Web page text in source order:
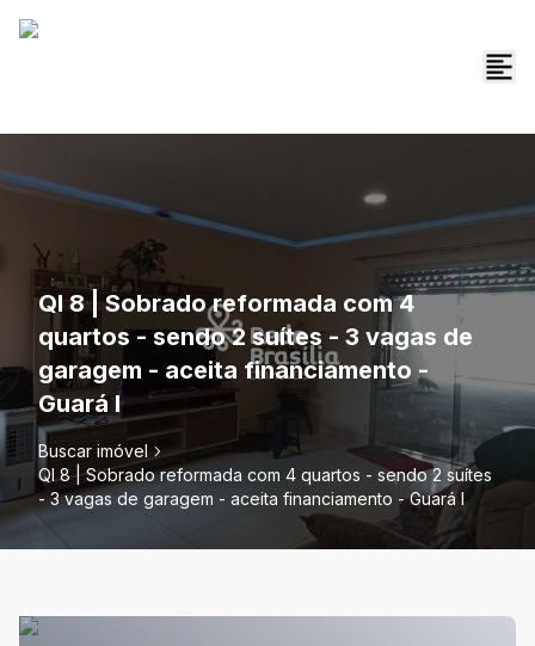
QI 8 | Sobrado reformada com 4
quartos - sendo 2 suítes - 3 vagas de
garagem - aceita financiamento -
Guará I
Buscar imóvel
QI 8 | Sobrado reformada com 4 quartos - sendo 2 suítes
- 3 vagas de garagem - aceita financiamento - Guará I